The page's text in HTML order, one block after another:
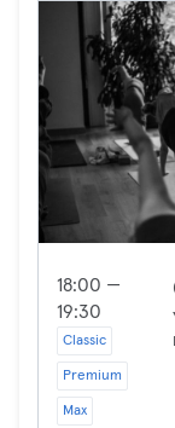
18:00 —
19:30
Classic
Premium
Max